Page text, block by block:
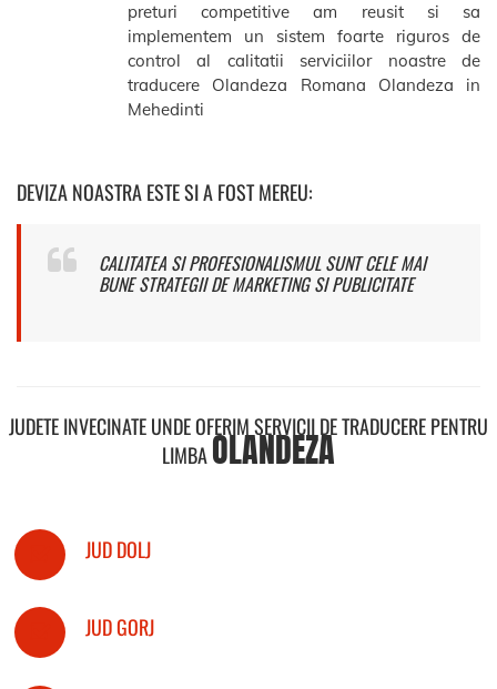
preturi competitive am reusit si sa
implementem un sistem foarte riguros de
control al calitatii serviciilor noastre de
traducere Olandeza Romana Olandeza in
Mehedinti
DEVIZA NOASTRA ESTE SI A FOST MEREU:
CALITATEA SI PROFESIONALISMUL SUNT CELE MAI
BUNE STRATEGII DE MARKETING SI PUBLICITATE
JUDETE INVECINATE UNDE OFERIM SERVICII DE TRADUCERE PENTRU
LIMBAOLANDEZA
JUD DOLJ
JUD GORJ